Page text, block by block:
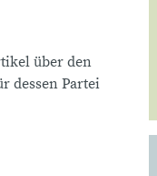
über den
dessen Partei